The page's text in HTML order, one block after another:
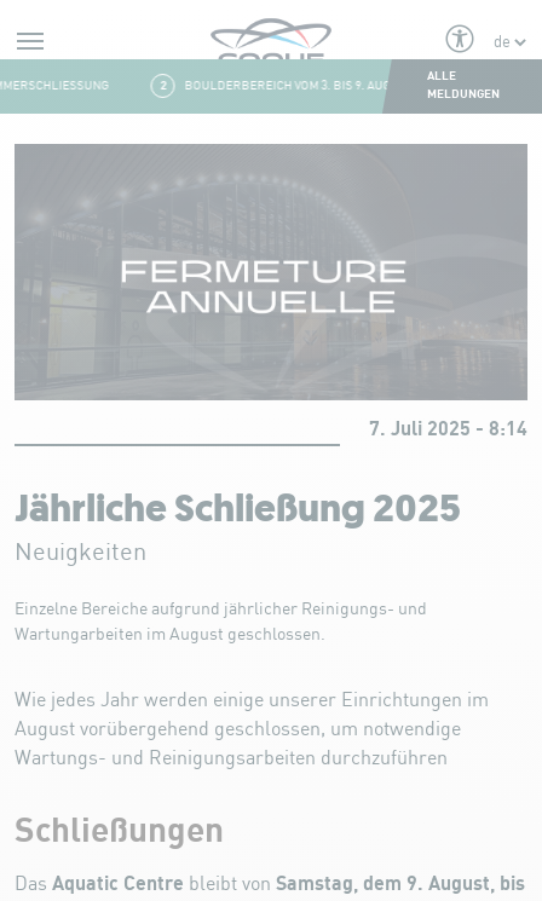
Aller au contenu
BOULDERBEREICH VOM 3. BIS 9. AUGUST GESCHLOSSEN
ALLE
MELDUNGEN
7. Juli 2025 - 8:14
Jährliche Schließung 2025
Neuigkeiten
Einzelne Bereiche aufgrund jährlicher Reinigungs- und
Wartungarbeiten im August geschlossen.
Wie jedes Jahr werden einige unserer Einrichtungen im
August vorübergehend geschlossen, um notwendige
Wartungs- und Reinigungsarbeiten durchzuführen
Schließungen
Das Aquatic Centre bleibt von Samstag, dem 9. August, bis